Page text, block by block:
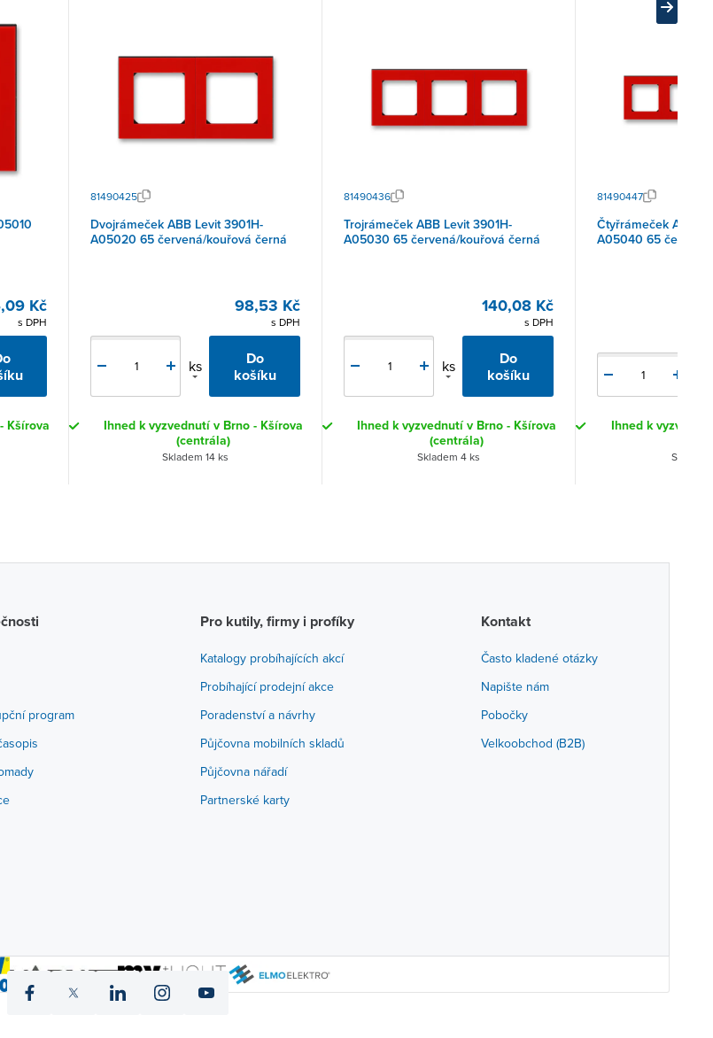
Kč
s DPH
Kšírova
81490425
Dvojrámeček ABB Levit 3901H-
A05020 65 červená/kouřová černá
98,53 Kč
s DPH
ks
Do
košíku
Ihned k vyzvednutí v Brno - Kšírova
(centrála)
Skladem 14 ks
81490436
Trojrámeček ABB Levit 3901H-
A05030 65 červená/kouřová černá
140,08 Kč
s DPH
ks
Do
košíku
Ihned k vyzvednutí v Brno - Kšírova
(centrála)
Skladem 4 ks
81490447
Čtyřrámeček ABB
A05040 65
Ihned k
program
Pro kutily, firmy i profíky
Katalogy probíhajících akcí
Probíhající prodejní akce
Poradenství a návrhy
Půjčovna mobilních skladů
Půjčovna nářadí
Partnerské karty
Kontakt
Často kladené otázky
Napište nám
Pobočky
Velkoobchod (B2B)
icon
icon
icon
icon
icon